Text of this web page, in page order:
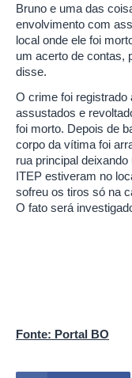
Bruno e uma das
envolvimento com
local onde ele foi
um acerto de contas,
disse.
O crime foi registrado
assustados e
foi morto. Depois de
corpo da vítima foi
rua principal
ITEP estiveram no
sofreu os tiros só na
O fato será
Fonte: Portal BO